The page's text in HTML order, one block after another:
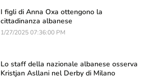
I figli di Anna Oxa ottengono la
cittadinanza albanese
1/27/2025 07:36:00 PM
Lo staff della nazionale albanese osserva
Kristjan Asllani nel Derby di Milano